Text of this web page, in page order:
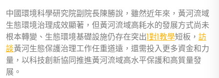
中國環境科學研究院副院長陳勝說，雖然近年來，黃河流域
生態環境治理成效顯著，但黃河流域高耗水的發展方式尚未
根本轉變、生態環境基礎設施仍存在突出1對1教學短板， 訪
談黃河生態保護治理工作任重道遠，還需投入更多資金和力
量，以科技創新協同推進黃河流域高水平保護和高質量發
展。